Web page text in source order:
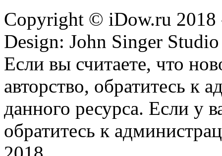
Copyright © iDow.ru 2018
Design: John Singer Studio
Если вы считаете, что
авторство, обратитесь к
данного ресурса. Если у
обратитесь к